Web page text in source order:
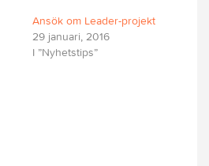
Ansök om Leader-projekt
29 januari, 2016
I ”Nyhetstips”